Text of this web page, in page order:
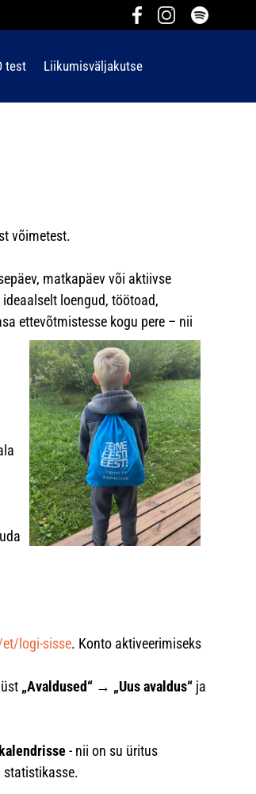
test Liikumisväljakutse
võimetest.
matkapäev või aktiivse
loengud, töötoad,
ettevõtmistesse kogu pere – nii
logi-sisse. Konto aktiveerimiseks
„Avaldused“ → „Uus avaldus“ ja
- nii on su üritus
statistikasse.